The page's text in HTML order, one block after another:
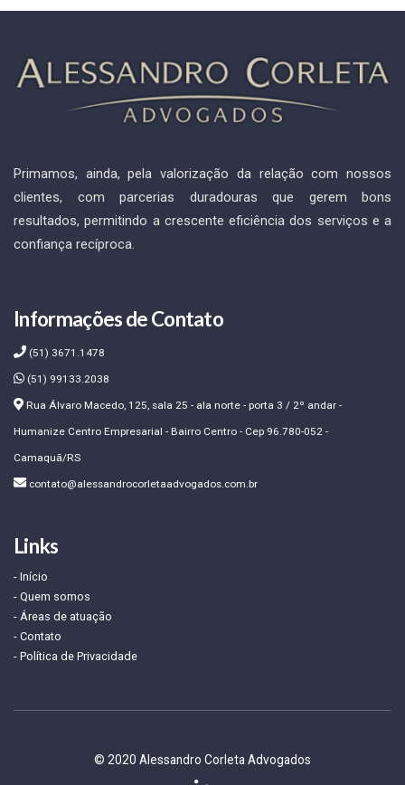
Primamos, ainda, pela valorização da relação com nossos
clientes, com parcerias duradouras que gerem bons
resultados, permitindo a crescente eficiência dos serviços e a
confiança recíproca.
Informações de Contato
(51) 3671.1478
(51) 99133.2038
Rua Álvaro Macedo, 125, sala 25 - ala norte - porta 3 / 2º andar -
Humanize Centro Empresarial - Bairro Centro - Cep 96.780-052 -
Camaquã/RS
contato@alessandrocorletaadvogados.com.br
Links
- Início
- Quem somos
- Áreas de atuação
- Contato
- Política de Privacidade
© 2020 Alessandro Corleta Advogados